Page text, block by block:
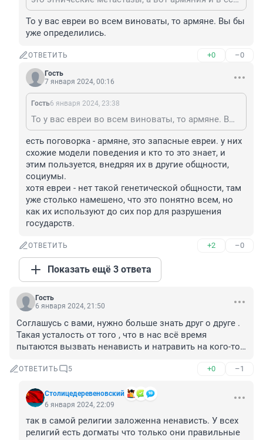
То у вас евреи во всем виноваты, то армяне. Вы бы
уже определились.
ОТВЕТИТЬ +0 –0
Гость
7 января 2024, 00:16
Гость6 января 2024, 23:38
То у вас евреи во всем виноваты, то армяне. Вы бы уже определились.
есть поговорка - армяне, это запасные евреи. у них
схожие модели поведения и кто то это знает, и
этим пользуется, внедряя их в другие общности,
социумы.
хотя евреи - нет такой генетической общности, там
уже столько намешено, что это понятно всем, но
как их используют до сих пор для разрушения
государств.
ОТВЕТИТЬ +2 –0
Показать ещё 3 ответа
Гость
6 января 2024, 21:50
Соглашусь с вами, нужно больше знать друг о друге .
Такая усталость от того , что в нас всё время
пытаются вызвать ненависть и натравить на кого-то…
ОТВЕТИТЬ 5 +0 –1
Столицедеревеновский
6 января 2024, 22:09
так в самой религии заложенна ненависть. У всех
религий есть догматы что только они правильные